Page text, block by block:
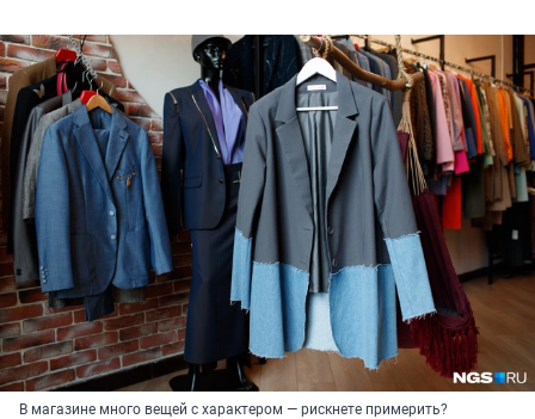
В магазине много вещей с характером — рискнете примерить?